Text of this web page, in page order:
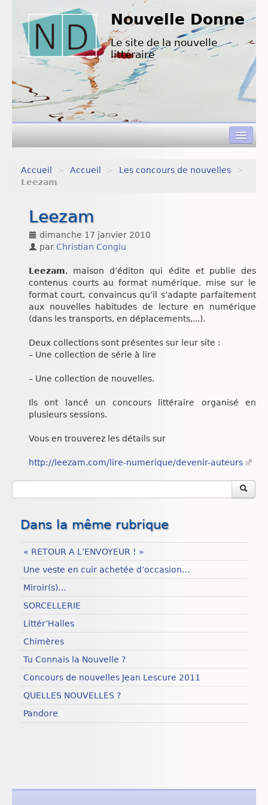
Nouvelle Donne
Le site de la nouvelle
littéraire
Concours de nouvelles
L’équipe de ND
Chroniques
Accueil > Accueil > Les concours de nouvelles
>
Leezam
Leezam
dimanche 17 janvier 2010
par Christian Congiu
Leezam, maison d’éditon qui édite et publie des
contenus courts au format numérique, mise sur le
format court, convaincus qu’il s’adapte parfaitement
aux nouvelles habitudes de lecture en numérique
(dans les transports, en déplacements,...).
Deux collections sont présentes sur leur site :
– Une collection de série à lire
– Une collection de nouvelles.
Ils ont lancé un concours littéraire organisé en
plusieurs sessions.
Vous en trouverez les détails sur
http://leezam.com/lire-numerique/devenir-auteurs
Dans la même rubrique
« RETOUR A L’ENVOYEUR ! »
Une veste en cuir achetée d’occasion…
Miroir(s)…
SORCELLERIE
Littér’Halles
Chimères
Tu Connais la Nouvelle ?
Concours de nouvelles Jean Lescure 2011
QUELLES NOUVELLES ?
Pandore